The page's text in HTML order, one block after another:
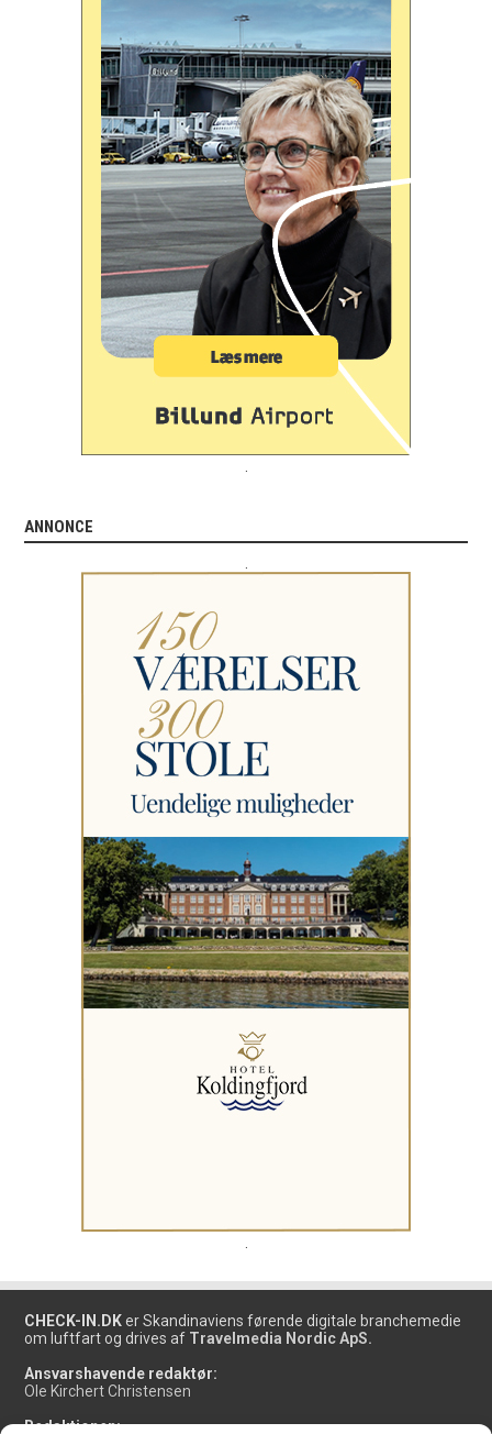
.
ANNONCE
.
.
CHECK-IN.DK er Skandinaviens førende digitale branchemedie
om luftfart og drives af Travelmedia Nordic ApS.
Ansvarshavende redaktør:
Ole Kirchert Christensen
Redaktionen: